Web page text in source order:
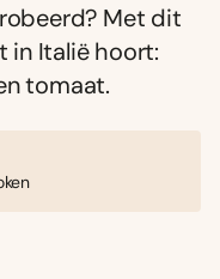
Met dit
in Italië hoort:
tomaat.